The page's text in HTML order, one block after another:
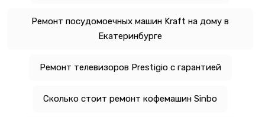
Ремонт посудомоечных машин Kraft на дому в
Екатеринбурге
Ремонт телевизоров Prestigio с гарантией
Сколько стоит ремонт кофемашин Sinbo